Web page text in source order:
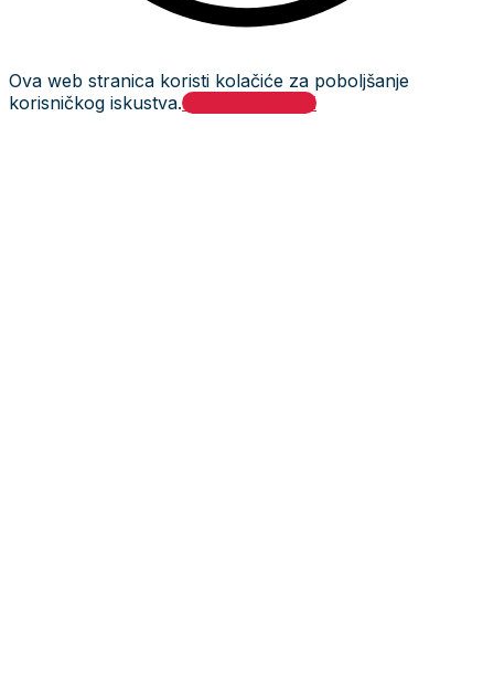
Ova web stranica koristi kolačiće za poboljšanje
korisničkog iskustva.Prihvati i zatvori